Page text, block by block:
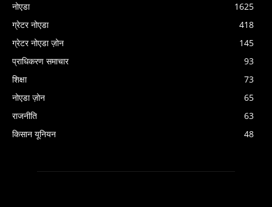
नोएडा
1625
ग्रेटर नोएडा
418
ग्रेटर नोएडा ज़ोन
145
प्राधिकरण समाचार
93
शिक्षा
73
नोएडा ज़ोन
65
राजनीति
63
किसान यूनियन
48